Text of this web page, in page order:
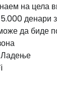
на цела
денари
да биде